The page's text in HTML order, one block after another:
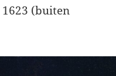
(buiten